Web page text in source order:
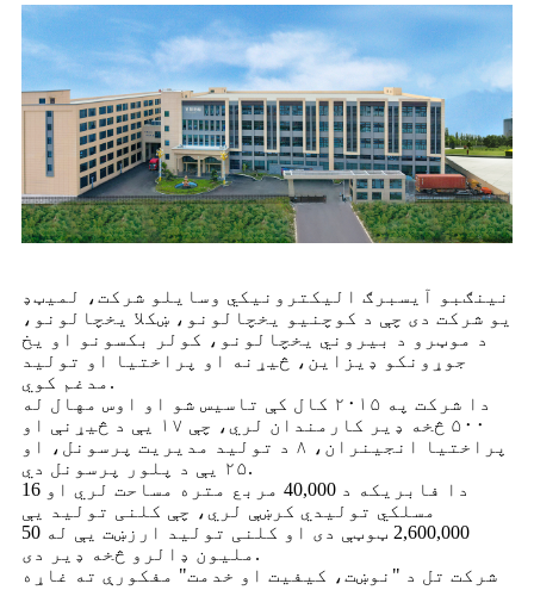
نینګبو آیسبرګ الیکترونیکي وسایلو شرکت، لمیټډ
یو شرکت دی چې د کوچنیو یخچالونو، ښکلا یخچالونو،
د موټرو د بیروني یخچالونو، کولر بکسونو او یخ
جوړونکو ډیزاین، څیړنه او پراختیا او تولید
مدغم کوي.
دا شرکت په ۲۰۱۵ کال کې تاسیس شو او اوس مهال له
۵۰۰ څخه ډیر کارمندان لري، چې ۱۷ یې د څیړنې او
پراختیا انجینران، ۸ د تولید مدیریت پرسونل، او
۲۵ یې د پلور پرسونل دي.
دا فابریکه د 40,000 مربع متره مساحت لري او 16
مسلکي تولیدي کرښې لري، چې کلنی تولید یې
2,600,000 ټوټې دی او کلنی تولید ارزښت یې له 50
ملیون ډالرو څخه ډیر دی.
شرکت تل د "نوښت، کیفیت او خدمت" مفکورې ته غاړه